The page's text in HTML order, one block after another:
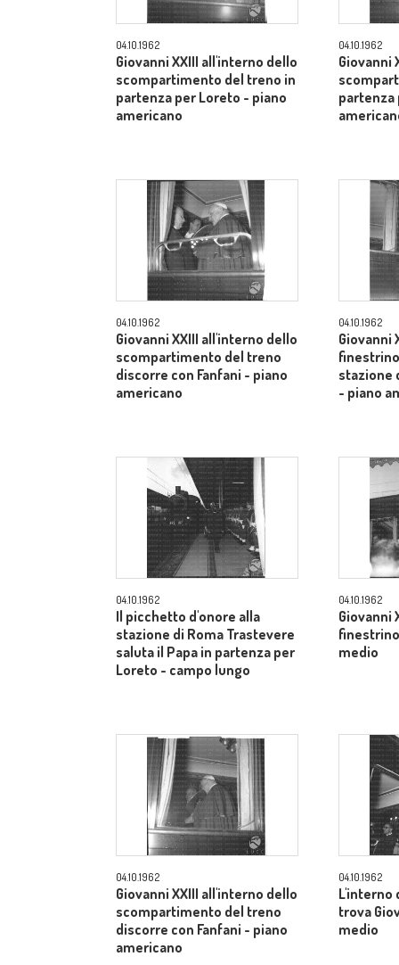
04.10.1962
Giovanni XXIII all'interno dello
scompartimento del treno in
partenza per Loreto - piano
americano
04.10.1962
Giovanni
partenza
04.10.1962
Giovanni XXIII all'interno dello
scompartimento del treno
discorre con Fanfani - piano
americano
04.10.1962
Giovanni
stazione
- piano
04.10.1962
Il picchetto d'onore alla
stazione di Roma Trastevere
saluta il Papa in partenza per
Loreto - campo lungo
04.10.1962
Giovanni
medio
04.10.1962
Giovanni XXIII all'interno dello
scompartimento del treno
discorre con Fanfani - piano
americano
04.10.1962
L'interno
trova
medio